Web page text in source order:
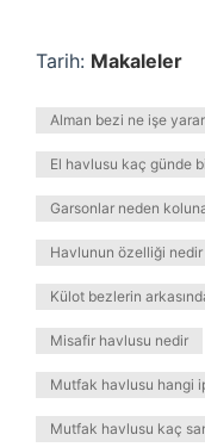
Tarih: Makaleler
Alman bezi ne işe yarar
El havlusu kaç günde
Garsonlar neden
Havlunun özelliği nedir
Külot bezlerin
Misafir havlusu nedir
Mutfak havlusu hangi
Mutfak havlusu kaç